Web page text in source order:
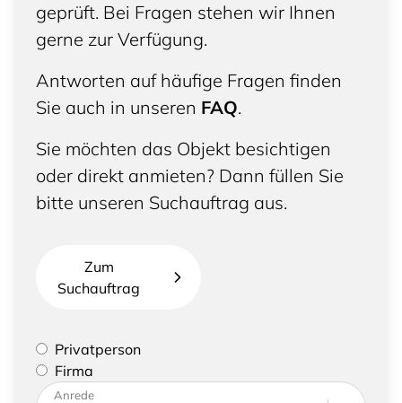
geprüft. Bei Fragen stehen wir Ihnen
gerne zur Verfügung.
Antworten auf häufige Fragen finden
Sie auch in unseren FAQ.
Sie möchten das Objekt besichtigen
oder direkt anmieten? Dann füllen Sie
bitte unseren Suchauftrag aus.
Zum
Suchauftrag
Bitte geben Sie an, ob Sie eine Privatperson sind
oder eine Firma vertreten
Privatperson
Firma
Bitte tragen Sie Ihre Adresse sowie
Anrede